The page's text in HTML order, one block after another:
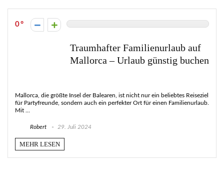
0
Traumhafter Familienurlaub auf
Mallorca – Urlaub günstig buchen
Mallorca, die größte Insel der Balearen, ist nicht nur ein beliebtes Reiseziel
für Partyfreunde, sondern auch ein perfekter Ort für einen Familienurlaub.
Mit ...
Robert 29. Juli 2024
MEHR LESEN